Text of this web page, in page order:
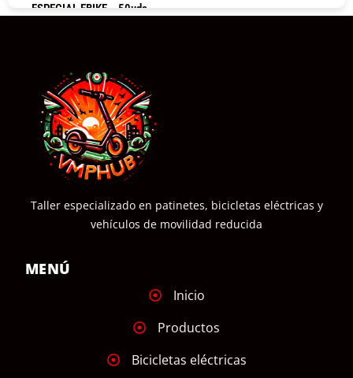
ESPECIAL EBIKE – 50uds
Taller especializado en patinetes, bicicletas eléctricas y
vehículos de movilidad reducida
MENÚ
Inicio
Productos
Bicicletas eléctricas